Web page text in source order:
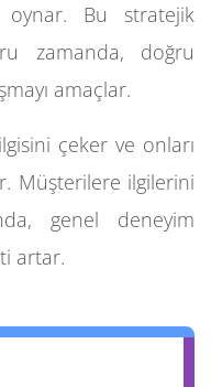
Bu stratejik
zamanda, doğru
amaçlar.
çeker ve onları
Müşterilere ilgilerini
genel deneyim
artar.